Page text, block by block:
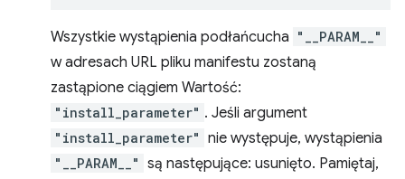
Wszystkie wystąpienia podłańcucha "__PARAM__"
w adresach URL pliku manifestu zostaną
zastąpione ciągiem Wartość:
"install_parameter" . Jeśli argument
"install_parameter" nie występuje, wystąpienia
"__PARAM__" są następujące: usunięto. Pamiętaj,